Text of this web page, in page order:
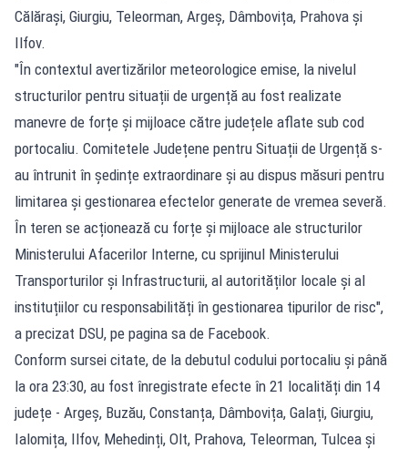
Călărași, Giurgiu, Teleorman, Argeș, Dâmbovița, Prahova și
Ilfov.
"În contextul avertizărilor meteorologice emise, la nivelul
structurilor pentru situații de urgență au fost realizate
manevre de forțe și mijloace către județele aflate sub cod
portocaliu. Comitetele Județene pentru Situații de Urgență s-
au întrunit în ședințe extraordinare și au dispus măsuri pentru
limitarea și gestionarea efectelor generate de vremea severă.
În teren se acționează cu forțe și mijloace ale structurilor
Ministerului Afacerilor Interne, cu sprijinul Ministerului
Transporturilor și Infrastructurii, al autorităților locale și al
instituțiilor cu responsabilități în gestionarea tipurilor de risc",
a precizat DSU, pe pagina sa de Facebook.
Conform sursei citate, de la debutul codului portocaliu și până
la ora 23:30, au fost înregistrate efecte în 21 localități din 14
județe - Argeș, Buzău, Constanța, Dâmbovița, Galați, Giurgiu,
Ialomița, Ilfov, Mehedinți, Olt, Prahova, Teleorman, Tulcea și